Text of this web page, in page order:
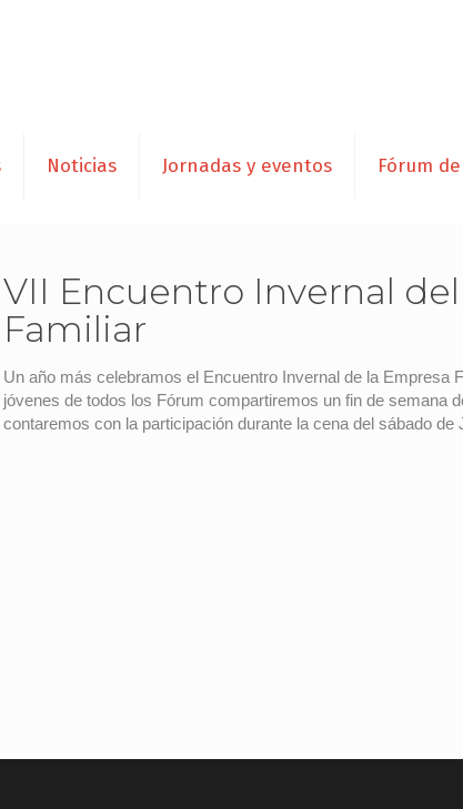
Noticias Jornadas y eventos Fórum
VII Encuentro Invernal
Familiar
Un año más celebramos el Encuentro Invernal de la Empresa
jóvenes de todos los Fórum compartiremos un fin de semana
contaremos con la participación durante la cena del sábado de